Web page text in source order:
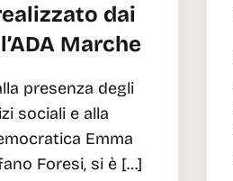
dai
Marche
presenza degli
sociali e alla
Emma
Foresi, si è […]